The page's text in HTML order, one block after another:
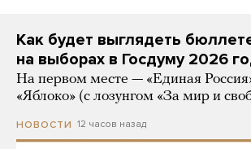
Как будет выглядеть
на выборах в Госдуму 2026
На первом месте — «Единая
«Яблоко» (с лозунгом «За мир и
НОВОСТИ 12 часов назад